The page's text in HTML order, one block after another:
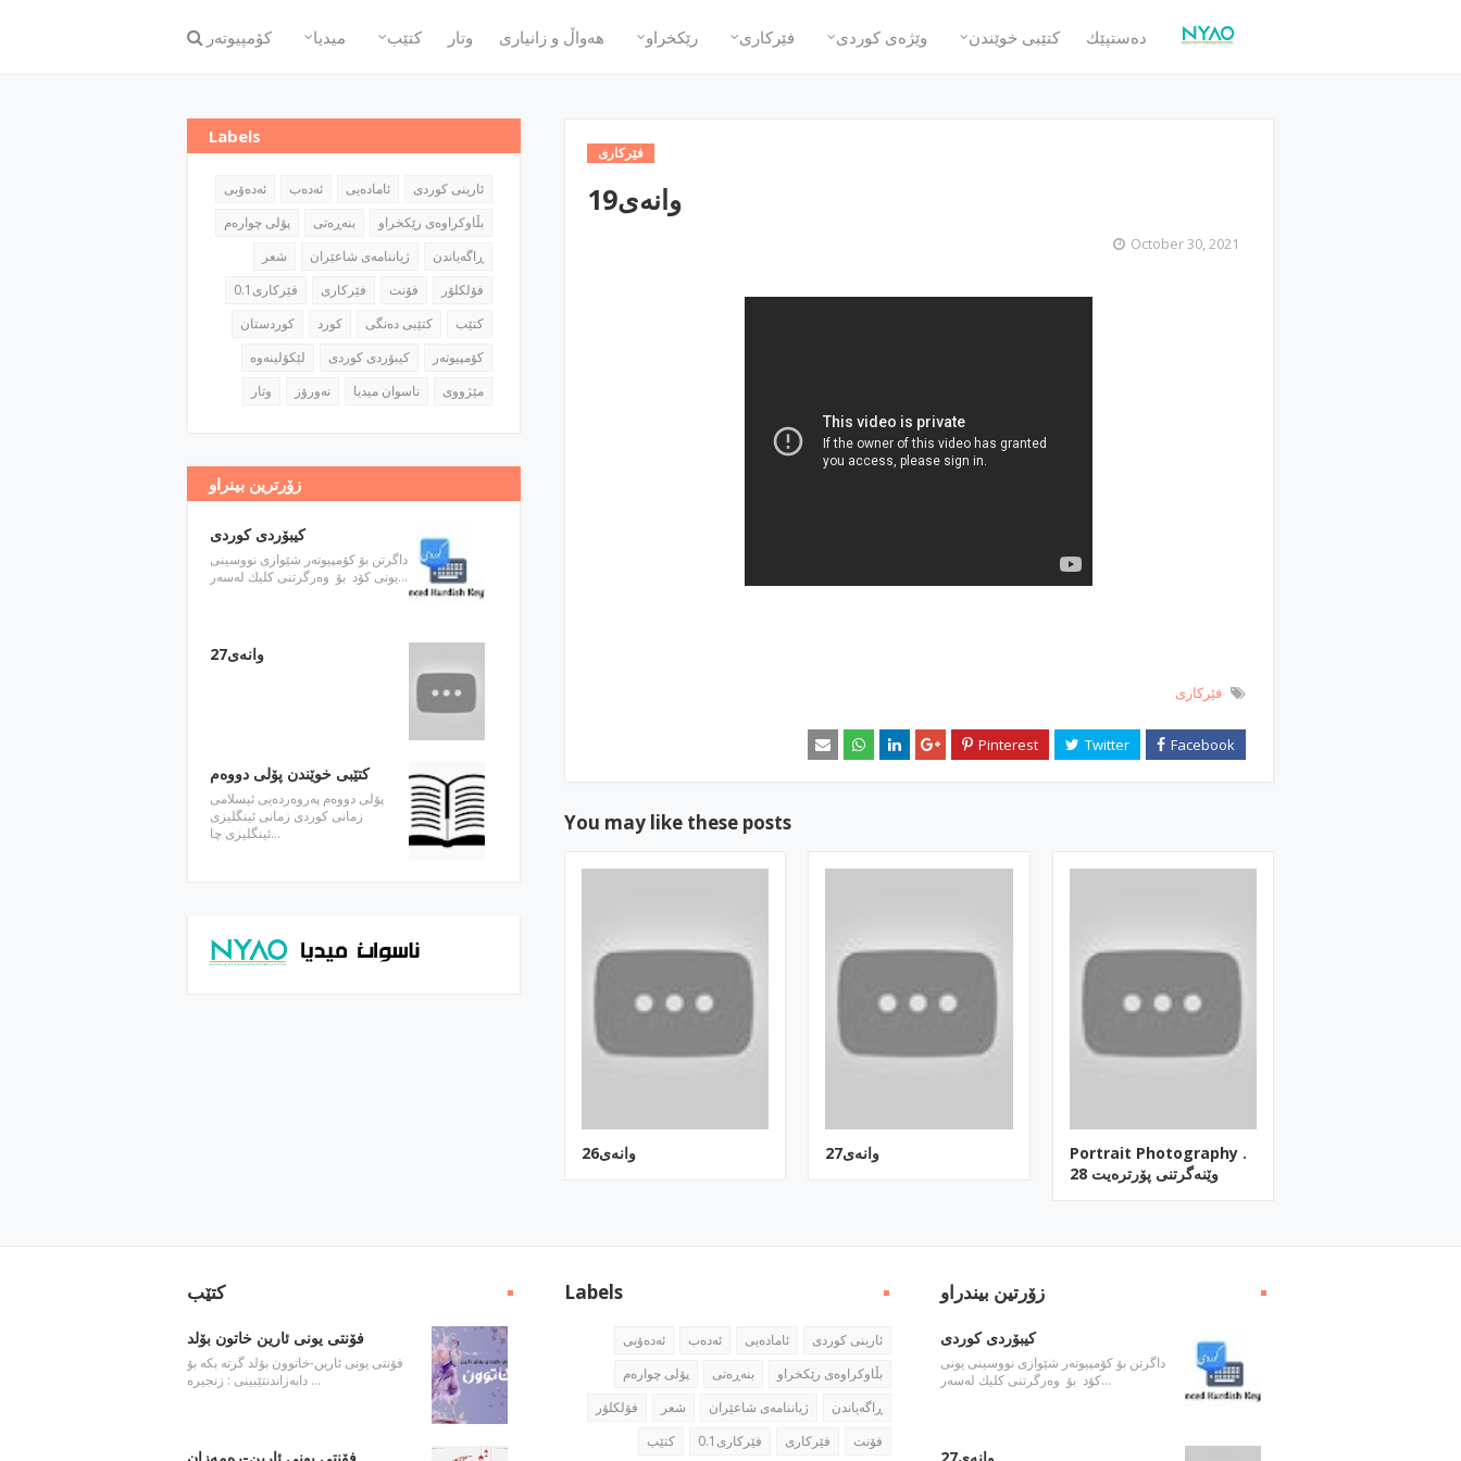
ده‌ستپێك كتێبی خوێندن وێژه‌ی كوردی فێركاری رێكخراو هه‌واڵ و زانیاری وتار كتێب میدیا كۆمپیوته‌ر
فێركاری
وانه‌ی19
October 30, 2021
فێركاری
You may like these posts
Portrait Photography .
وێنه‌گرتنی پۆرتره‌یت 28
وانه‌ی27 وانه‌ی26
Labels
ئارینی كوردی ئاماده‌یی ئه‌ده‌ب
ئه‌ده‌ۆبی
بڵاوكراوه‌ی رێكخراو
بنه‌ڕه‌تی
پۆلی چواره‌م
ڕاگه‌یاندن
ژیاننامه‌ی شاعێران
شعر
فۆلكلۆر
فۆنت فێركاری
فێركاری0.1
كتێب
كتێبی ده‌نگی كورد
كوردستان
كۆمپیوته‌ر
كیبۆردی كوردی
مێژووی
ناسوان میدیا نه‌ورۆز وتار
زۆرترین بینراو
كیبۆردی كوردی
داگرتن بۆ كۆمپیوته‌ر شێوازی نووسینی
یونی كۆد بۆ وه‌رگرتنی كلیك له‌سه‌ر…
وانه‌ی27
كتێبی خوێندن پۆلی دووه‌م
پۆلی دووه‌م په‌روه‌رده‌یی ئیسلامی
زمانی كوردی زمانی ئینگلیزی
ئینگلیزی چا…
كتێب
فۆنتی یونی ئارین خاتون بۆلد
فۆنتی یونی ئارین-خاتوون بۆلد گرته‌ بكه‌ بۆ
دابه‌زاندنتێبینی : زنجیره‌ …
Labels
ئارینی كوردی ئاماده‌یی ئه‌ده‌ب
ئه‌ده‌ۆبی
بڵاوكراوه‌ی رێكخراو
بنه‌ڕه‌تی
پۆلی چواره‌م
ڕاگه‌یاندن
ژیاننامه‌ی شاعێران شعر
فۆلكلۆر
فۆنت
فێركاری فێركاری0.1 كتێب
زۆرتین بیندراو
كیبۆردی كوردی
داگرتن بۆ كۆمپیوته‌ر شێوازی نووسینی یونی
كۆد بۆ وه‌رگرتنی كلیك له‌سه‌ر…